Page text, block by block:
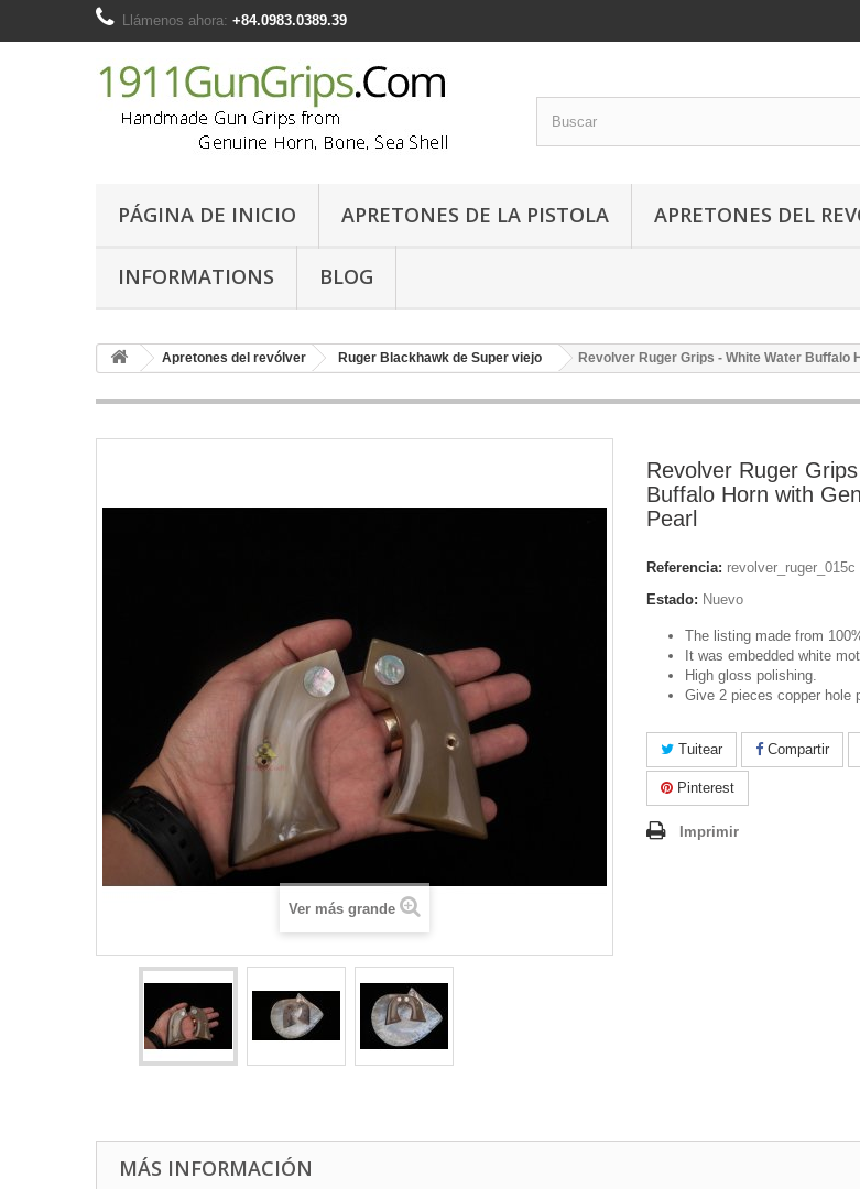
Llámenos ahora: +84.0983.0389.39
PÁGINA DE INICIO APRETONES DE LA PISTOLA APRETONES DEL
INFORMATIONS BLOG
Apretones del revólver Ruger Blackhawk de Super viejo Revolver Ruger Grips - White Water Buffalo
Ver más grande
Revolver Ruger
Buffalo Horn with
Pearl
Referencia: revolver_ruger_015c
Estado: Nuevo
The listing made from
It was embedded white
High gloss polishing.
Give 2 pieces copper hole
Tuitear Compartir
Pinterest
Imprimir
MÁS INFORMACIÓN